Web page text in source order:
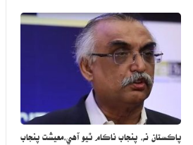
پاڪستان نه، پنجاب ناڪام ٿيو آهي،معيشت پنجاب